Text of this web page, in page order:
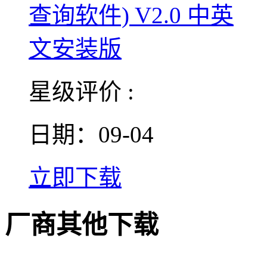
星级评价 :
日期：09-04
立即下载
厂商其他下载